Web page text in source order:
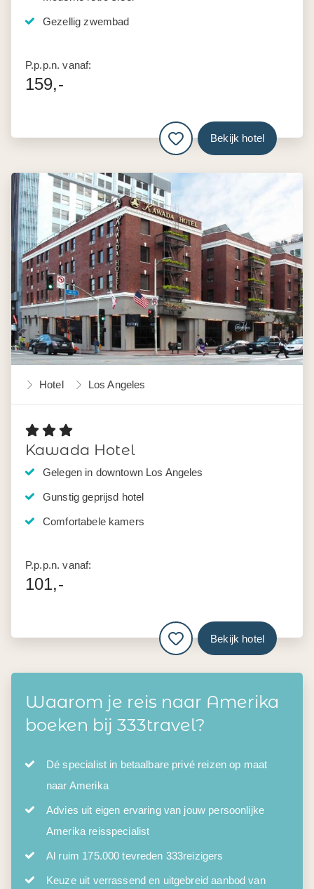
Gezellig zwembad
P.p.p.n. vanaf:
159,-
Bekijk hotel
Hotel Los Angeles
Kawada Hotel
Gelegen in downtown Los Angeles
Gunstig geprijsd hotel
Comfortabele kamers
P.p.p.n. vanaf:
101,-
Bekijk hotel
Waarom je reis naar Amerika
boeken bij 333travel?
Dé specialist in betaalbare privé reizen op maat
naar Amerika
Advies uit eigen ervaring van jouw persoonlijke
Amerika reisspecialist
Al ruim 175.000 tevreden 333reizigers
Keuze uit verrassend en uitgebreid aanbod van